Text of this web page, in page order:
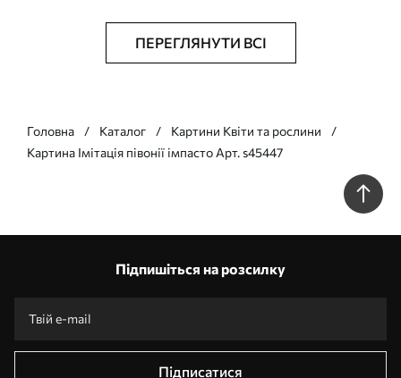
ПЕРЕГЛЯНУТИ ВСІ
Головна Каталог
Картини Квіти та рослини
Картина Імітація півонії імпасто Арт. s45447
Підпишіться на розсилку
Підписатися